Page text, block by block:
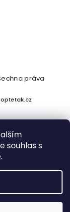
souhlas s
.
práva
vystavit
přijatou
výpadku